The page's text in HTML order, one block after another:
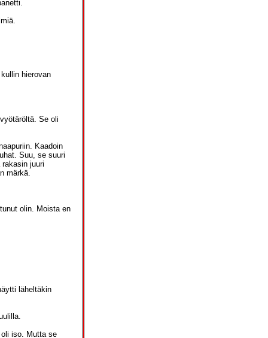
hierovan
Se oli
Kaadoin
Suu, se suuri
juuri
märkä.
olin. Moista en
läheltäkin
iso. Mutta se